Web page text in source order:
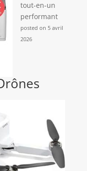
tout-en-un
performant
posted on 5 avril
2026